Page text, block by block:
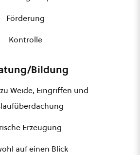
Förderung
Kontrolle
Bildung
Weide, Eingriffen und
Erzeugung
auf einen Blick